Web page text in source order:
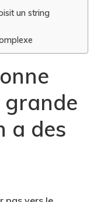
un string
a des